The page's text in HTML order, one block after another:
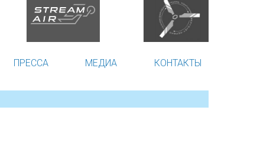
ПРЕССА МЕДИА КОНТАКТЫ